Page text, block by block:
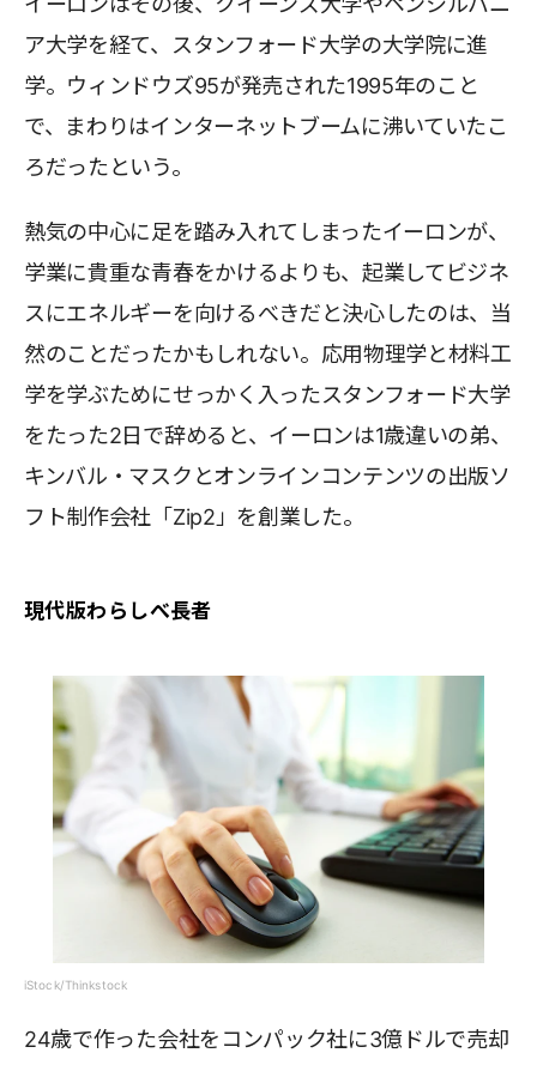
ア大学を経て、スタンフォード大学の大学院に進
学。ウィンドウズ95が発売された1995年のこと
で、まわりはインターネットブームに沸いていたこ
ろだったという。
熱気の中心に足を踏み入れてしまったイーロンが、
学業に貴重な青春をかけるよりも、起業してビジネ
スにエネルギーを向けるべきだと決心したのは、当
然のことだったかもしれない。応用物理学と材料工
学を学ぶためにせっかく入ったスタンフォード大学
をたった2日で辞めると、イーロンは1歳違いの弟、
キンバル・マスクとオンラインコンテンツの出版ソ
フト制作会社「Zip2」を創業した。
現代版わらしべ長者
iStock/Thinkstock
24歳で作った会社をコンパック社に3億ドルで売却